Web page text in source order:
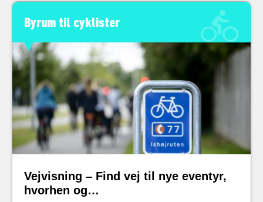
Byrum til cyklister
Vejvisning – Find vej til nye eventyr,
hvorhen og…